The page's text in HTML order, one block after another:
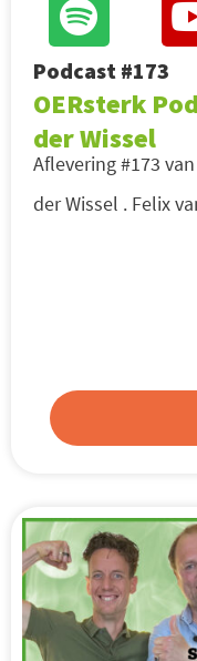
Podcast #173
OERsterk
der Wissel
Aflevering #173
der Wissel . Felix